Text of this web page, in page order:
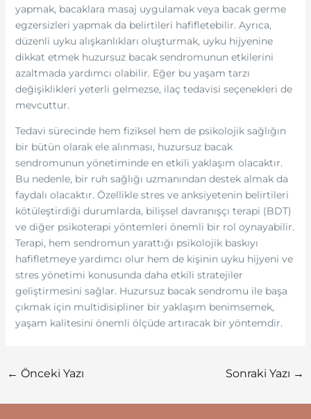
yapmak, bacaklara masaj uygulamak veya bacak germe
egzersizleri yapmak da belirtileri hafifletebilir. Ayrıca,
düzenli uyku alışkanlıkları oluşturmak, uyku hijyenine
dikkat etmek huzursuz bacak sendromunun etkilerini
azaltmada yardımcı olabilir. Eğer bu yaşam tarzı
değişiklikleri yeterli gelmezse, ilaç tedavisi seçenekleri de
mevcuttur.
Tedavi sürecinde hem fiziksel hem de psikolojik sağlığın
bir bütün olarak ele alınması, huzursuz bacak
sendromunun yönetiminde en etkili yaklaşım olacaktır.
Bu nedenle, bir ruh sağlığı uzmanından destek almak da
faydalı olacaktır. Özellikle stres ve anksiyetenin belirtileri
kötüleştirdiği durumlarda, bilişsel davranışçı terapi (BDT)
ve diğer psikoterapi yöntemleri önemli bir rol oynayabilir.
Terapi, hem sendromun yarattığı psikolojik baskıyı
hafifletmeye yardımcı olur hem de kişinin uyku hijyeni ve
stres yönetimi konusunda daha etkili stratejiler
geliştirmesini sağlar. Huzursuz bacak sendromu ile başa
çıkmak için multidisipliner bir yaklaşım benimsemek,
yaşam kalitesini önemli ölçüde artıracak bir yöntemdir.
← Önceki Yazı Sonraki Yazı →